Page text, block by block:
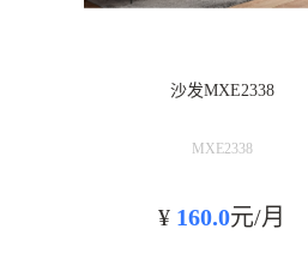
沙发MXE2338
MXE2338
¥ 160.0元/月